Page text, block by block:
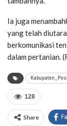
Ia juga
yang telah
berkomunikasi
dalam pertanian.
128
Share